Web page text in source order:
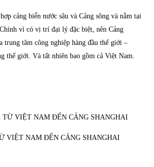
cảng biển nước sâu và Cảng sông và nằm tại
vì có vị trí đại lý đặc biệt, nên Cảng
trung tâm công nghiệp hàng đầu thế giới –
thế giới. Và tất nhiên bao gồm cả Việt Nam.
VIỆT NAM ĐẾN CẢNG SHANGHAI